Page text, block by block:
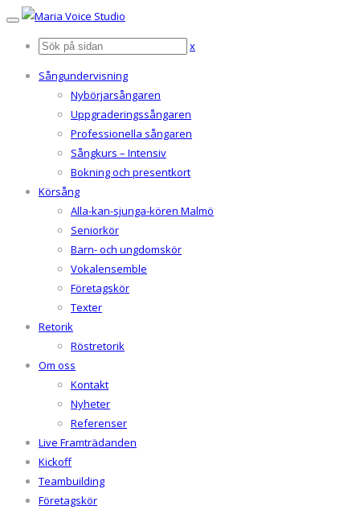
x
Sångundervisning
Nybörjarsångaren
Uppgraderingssångaren
Professionella sångaren
Sångkurs – Intensiv
Bokning och presentkort
Körsång
Alla-kan-sjunga-kören Malmö
Seniorkör
Barn- och ungdomskör
Vokalensemble
Företagskör
Texter
Retorik
Röstretorik
Om oss
Kontakt
Nyheter
Referenser
Live Framträdanden
Kickoff
Teambuilding
Företagskör